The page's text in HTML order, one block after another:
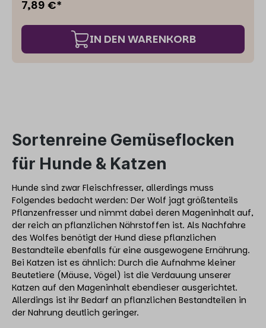
die Darmgesundheit unterstützen. Sie enthalten
Carotin), Vitamin C, Vitamin B6 sowie Mineralien wie
Kalium, Mangan und Mangan.Aufgrund ihres hohen
Fasergehalts können sie das Sättigungsgefühl
7,89 €*
IN DEN WARENKORB
Sortenreine Gemüseflocken
für Hunde & Katzen
Hunde sind zwar Fleischfresser, allerdings muss
Folgendes bedacht werden: Der Wolf jagt größtenteils
Pflanzenfresser und nimmt dabei deren Mageninhalt auf,
der reich an pflanzlichen Nährstoffen ist. Als Nachfahre
des Wolfes benötigt der Hund diese pflanzlichen
Bestandteile ebenfalls für eine ausgewogene Ernährung.
Bei Katzen ist es ähnlich: Durch die Aufnahme kleiner
Beutetiere (Mäuse, Vögel) ist die Verdauung unserer
Katzen auf den Mageninhalt ebendieser ausgerichtet.
Allerdings ist ihr Bedarf an pflanzlichen Bestandteilen in
der Nahrung deutlich geringer.